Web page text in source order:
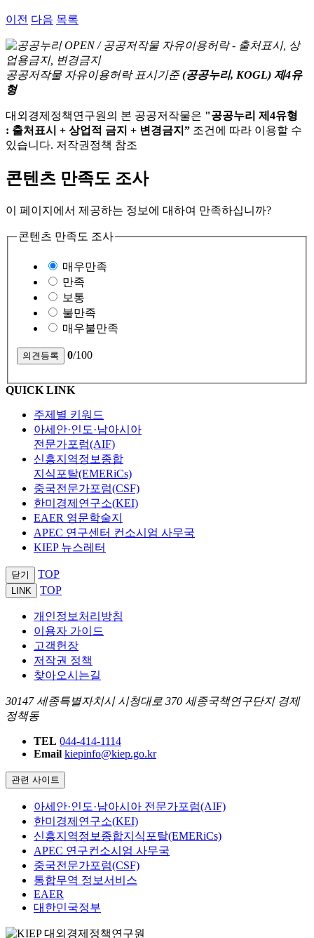
이전 다음 목록
공공저작물 자유이용허락 표시기준 (공공누리, KOGL) 제4유
형
대외경제정책연구원의 본 공공저작물은 "공공누리 제4유형
: 출처표시 + 상업적 금지 + 변경금지” 조건에 따라 이용할 수
있습니다. 저작권정책 참조
콘텐츠 만족도 조사
이 페이지에서 제공하는 정보에 대하여 만족하십니까?
콘텐츠 만족도 조사
매우만족
만족
보통
불만족
매우불만족
0/100
QUICK LINK
주제별 키워드
아세안·인도·남아시아
전문가포럼(AIF)
신흥지역정보종합
지식포탈(EMERiCs)
중국전문가포럼(CSF)
한미경제연구소(KEI)
EAER 영문학술지
APEC 연구센터 컨소시엄 사무국
KIEP 뉴스레터
닫기 TOP
LINK TOP
개인정보처리방침
이용자 가이드
고객헌장
저작권 정책
찾아오시는길
30147 세종특별자치시 시청대로 370 세종국책연구단지 경제
정책동
TEL 044-414-1114
Email kiepinfo@kiep.go.kr
관련 사이트
아세안·인도·남아시아 전문가포럼(AIF)
한미경제연구소(KEI)
신흥지역정보종합지식포탈(EMERiCs)
APEC 연구컨소시엄 사무국
중국전문가포럼(CSF)
통합무역 정보서비스
EAER
대한민국정부